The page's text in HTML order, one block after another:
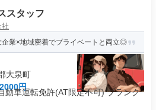
スタッフ
社
業×地域密着でプライベートと両立◎
大泉町
円
動車運転免許(AT限定不可) ブランク